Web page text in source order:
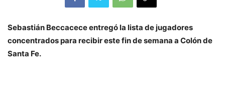
Sebastián Beccacece entregó la lista de jugadores
concentrados para recibir este fin de semana a Colón de
Santa Fe.